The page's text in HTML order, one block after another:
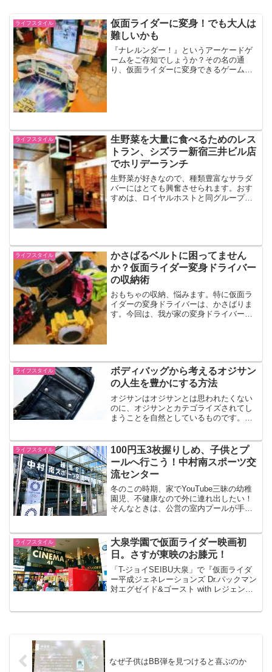
ライフスタイル
仮面ライダーに変身！でも大人は
難しいかも
『ナレルンダー！』というアーケードゲ
ームをご存知でしょうか？その名の通
り、仮面ライダーに変身できるゲームで
ライフスタイル
生野菜を大量に食べるためのレス
トラン、シズラー新宿三井ビル店
でホリデーランチ
生野菜が好きなので、種類豊富なサラダ
バーにはとても興奮させられます。おす
すめは、ロイヤルホストと同グループの
ライフスタイル
かさばるベルトに困ってません
か？仮面ライダー変身ドライバー
の収納術
おもちゃの収納、悩みます。特に仮面ラ
イダーの変身ドライバーは、かさばりま
す。今回は、我が家の変身ドライバー収
ライフスタイル
ボディバッグから考えるオジサン
の人生を豊かにする方法
オジサンはオジサンとは思われたくない
のに、オジサンとカテゴライズされてし
まうことを自然としているものです。若
うのは楽しくないし、人生もったいない
です。（↑見よ！これが「オ...
ライフスタイル
100円玉3枚握りしめ、子供とプ
ールへ行こう！中村南スポーツ交
流センター
冬のこの時期、家でYouTube三昧の幼稚
園児、不健康なので外に連れ出したい！
そんなときは、公営の室内プールが手軽
ポーツ交流センター」をよく使っていま
す。今回は自転車で...
ライフスタイル
大泉学園で仮面ライダー映画初
日。さすが東映のお膝元！
「T-ジョイSEIBU大泉」で『仮面ライダ
ー平成ジェネレーションズ Dr.パックマン
対エグゼイド&ゴースト with レジェンド
なぜ子供はBB弾を見つけると喜ぶのか